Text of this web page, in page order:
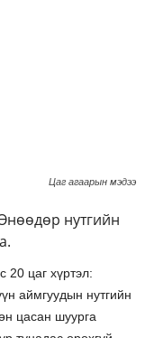
Цаг агаарын мэдээ
нутгийн
20 цаг хүртэл:
аймгуудын нутгийн
цасан шуурга